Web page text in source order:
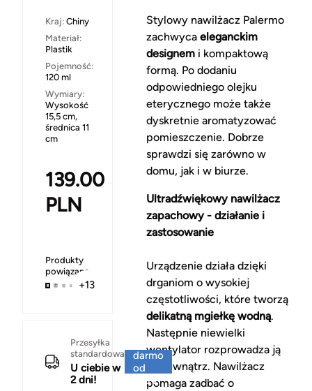
Kraj: Chiny
Materiał:
Plastik
Pojemność:
120 ml
Wymiary:
Wysokość
15,5 cm,
średnica 11
cm
139.00
PLN
Produkty
powiązane
+13
Przesyłka
standardowa
U ciebie w
2 dni!
darmo
od
150 zł
Stylowy nawilżacz Palermo
zachwyca eleganckim
designemi kompaktową
formą. Po dodaniu
odpowiedniego olejku
eterycznego może także
dyskretnie aromatyzować
pomieszczenie. Dobrze
sprawdzi się zarówno w
domu, jak i w biurze.
Ultradźwiękowy nawilżacz
zapachowy - działanie i
zastosowanie
Urządzenie działa dzięki
drganiom o wysokiej
częstotliwości, które tworzą
delikatną mgiełkę wodną.
Następnie niewielki
wentylator rozprowadza ją
na zewnątrz. Nawilżacz
pomaga zadbać o